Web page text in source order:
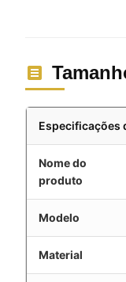
Especificações
Nome do
produto
Modelo
Material